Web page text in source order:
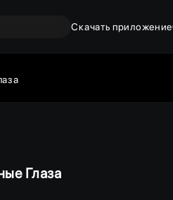
Скачать приложение
Глаза